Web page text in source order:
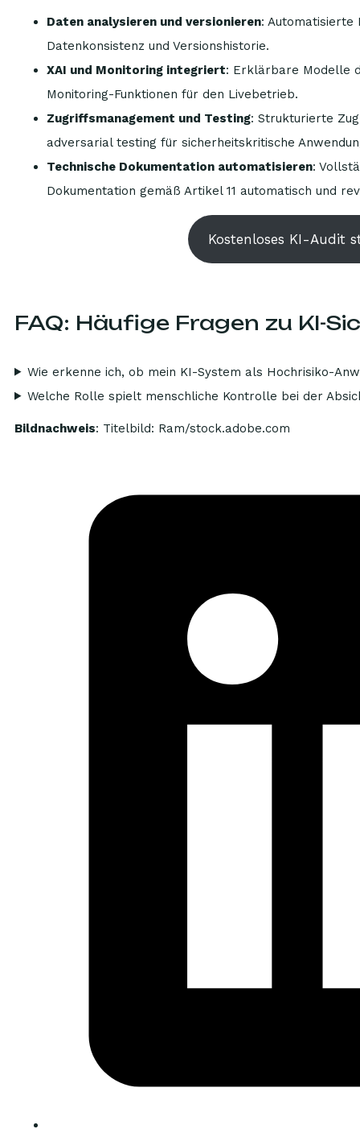
Daten analysieren und versionieren: Automatisierte
Datenkonsistenz und Versionshistorie.
XAI und Monitoring integriert: Erklärbare Modelle
Monitoring-Funktionen für den Livebetrieb.
Zugriffsmanagement und Testing: Strukturierte
adversarial testing für sicherheitskritische
Technische Dokumentation automatisieren:
Dokumentation gemäß Artikel 11 automatisch und
Kostenloses KI-Audit
FAQ: Häufige Fragen zu KI-
Wie erkenne ich, ob mein KI-System als Hochrisiko-
Welche Rolle spielt menschliche Kontrolle bei der
Bildnachweis: Titelbild: Ram/stock.adobe.com